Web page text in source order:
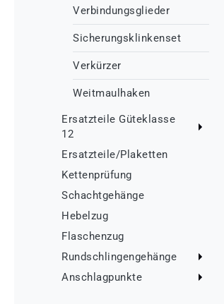
Verbindungsglieder
Sicherungsklinkenset
Verkürzer
Weitmaulhaken
Ersatzteile Güteklasse
12
Ersatzteile/Plaketten
Kettenprüfung
Schachtgehänge
Hebelzug
Flaschenzug
Rundschlingengehänge
Anschlagpunkte